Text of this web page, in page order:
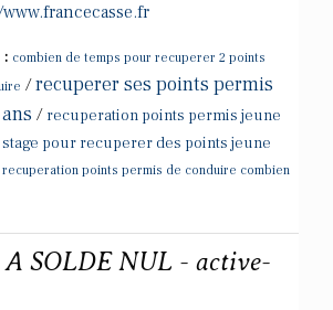
combien de temps pour recuperer 2 points
/recuperer ses points permis
/ recuperation points permis jeune
stage pour recuperer des points jeune
recuperation points permis de conduire combien
A SOLDE NUL - active-